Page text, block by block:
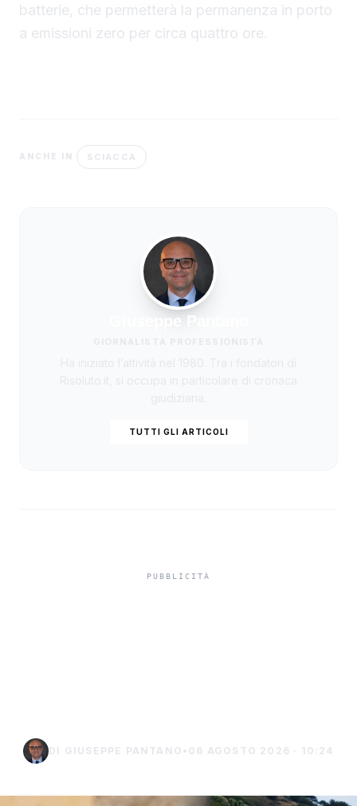
batterie, che permetterà la permanenza in porto
a emissioni zero per circa quattro ore.
ANCHE IN SCIACCA
Giuseppe Pantano
TUTTI GLI ARTICOLI
DI GIUSEPPE PANTANO • 06 AGOSTO 2026 · 10:24